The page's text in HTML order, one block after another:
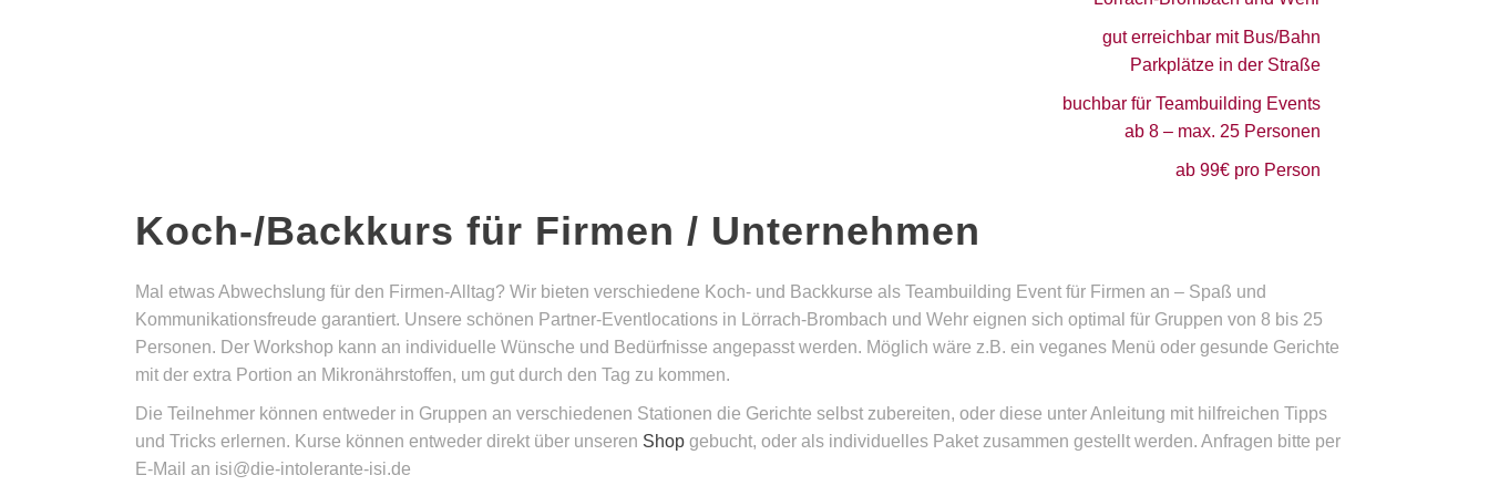
gut erreichbar mit Bus/Bahn
Parkplätze in der Straße
buchbar für Teambuilding Events
ab 8 – max. 25 Personen
ab 99€ pro Person
Koch-/Backkurs für Firmen / Unternehmen
Mal etwas Abwechslung für den Firmen-Alltag? Wir bieten verschiedene Koch- und Backkurse als Teambuilding Event für Firmen an – Spaß und
Kommunikationsfreude garantiert. Unsere schönen Partner-Eventlocations in Lörrach-Brombach und Wehr eignen sich optimal für Gruppen von 8 bis 25
Personen. Der Workshop kann an individuelle Wünsche und Bedürfnisse angepasst werden. Möglich wäre z.B. ein veganes Menü oder gesunde Gerichte
mit der extra Portion an Mikronährstoffen, um gut durch den Tag zu kommen.
Die Teilnehmer können entweder in Gruppen an verschiedenen Stationen die Gerichte selbst zubereiten, oder diese unter Anleitung mit hilfreichen Tipps
und Tricks erlernen. Kurse können entweder direkt über unseren Shop gebucht, oder als individuelles Paket zusammen gestellt werden. Anfragen bitte per
E-Mail an isi@die-intolerante-isi.de